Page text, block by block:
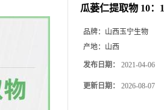
瓜蒌仁提取物 10：1
品牌： 山西玉宁生物
产地： 山西
发布日期： 2021-04-06
更新日期： 2026-08-07